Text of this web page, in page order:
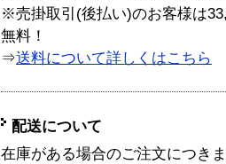
※売掛取引(後払い)のお客様は
無料！
⇒送料について詳しくはこちら
配送について
在庫がある場合のご注文につき